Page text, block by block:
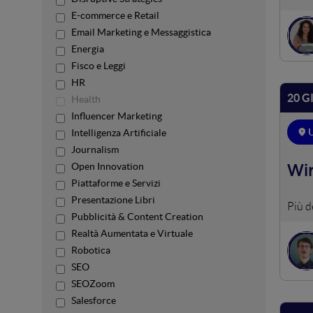
E-commerce e Retail
Email Marketing e Messaggistica
Energia
Fisco e Leggi
HR
Health
Influencer Marketing
Intelligenza Artificiale
Journalism
Open Innovation
Piattaforme e Servizi
Presentazione Libri
Pubblicità & Content Creation
Realtà Aumentata e Virtuale
Robotica
SEO
SEOZoom
Salesforce
20